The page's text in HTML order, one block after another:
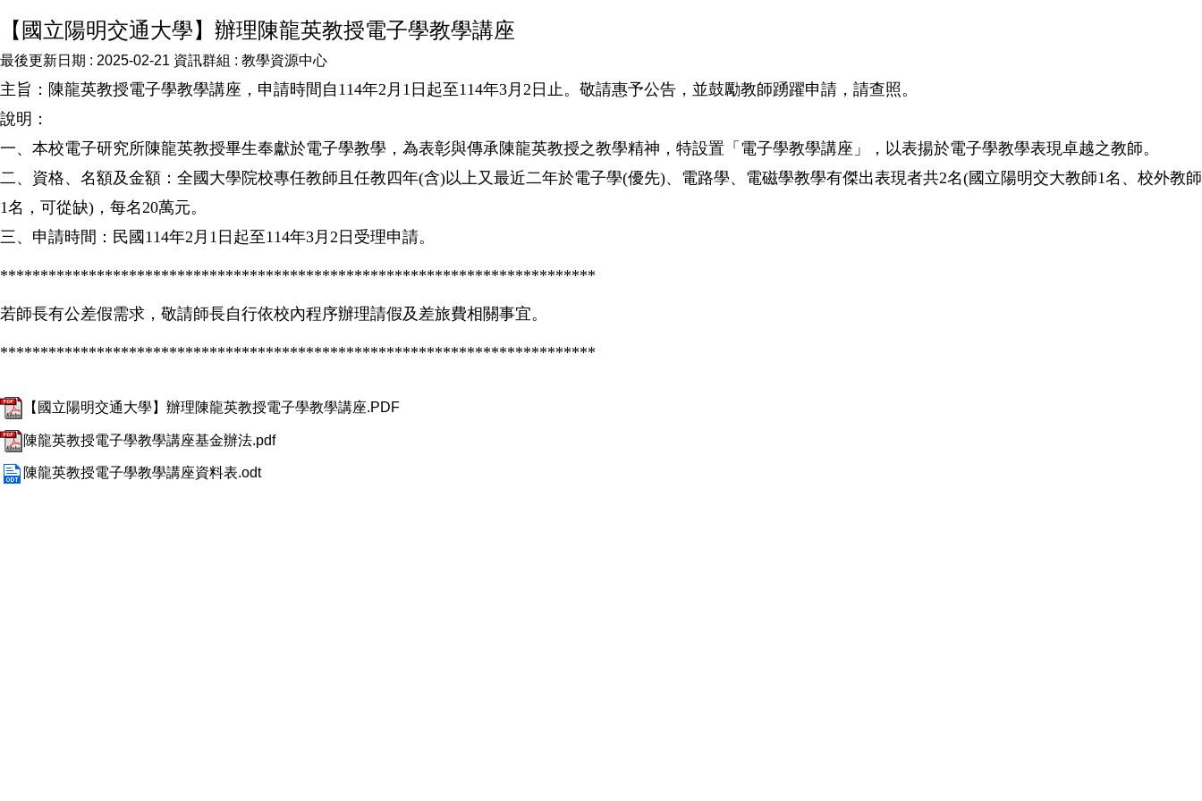
【國立陽明交通大學】辦理陳龍英教授電子學教學講座
最後更新日期 : 2025-02-21 資訊群組 : 教學資源中心
主旨：陳龍英教授電子學教學講座，申請時間自114年2月1日起至114年3月2日止。敬請惠予公告，並鼓勵教師踴躍申請，請查照。
說明：
一、本校電子研究所陳龍英教授畢生奉獻於電子學教學，為表彰與傳承陳龍英教授之教學精神，特設置「電子學教學講座」，以表揚於電子學教學表現卓越之教師。
二、資格、名額及金額：全國大學院校專任教師且任教四年(含)以上又最近二年於電子學(優先)、電路學、電磁學教學有傑出表現者共2名(國立陽明交大教師1名、校外教師
1名，可從缺)，每名20萬元。
三、申請時間：民國114年2月1日起至114年3月2日受理申請。
**************************************************************************
若師長有公差假需求，敬請師長自行依校內程序辦理請假及差旅費相關事宜。
**************************************************************************
【國立陽明交通大學】辦理陳龍英教授電子學教學講座.PDF
陳龍英教授電子學教學講座基金辦法.pdf
陳龍英教授電子學教學講座資料表.odt